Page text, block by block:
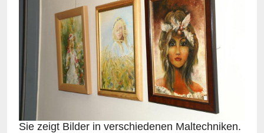
Sie zeigt Bilder in verschiedenen Maltechniken.